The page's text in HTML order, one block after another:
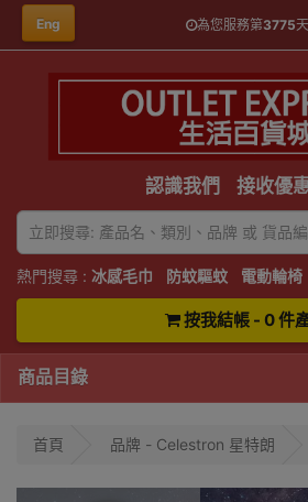
Eng 為您服務第3775天
認識我們 接收優
熱門搜尋 : 冰感毛巾 防蚊驅蚊 電動輪椅
按我結帳 - 0 件
商品目錄
首頁 品牌 - Celestron 星特朗